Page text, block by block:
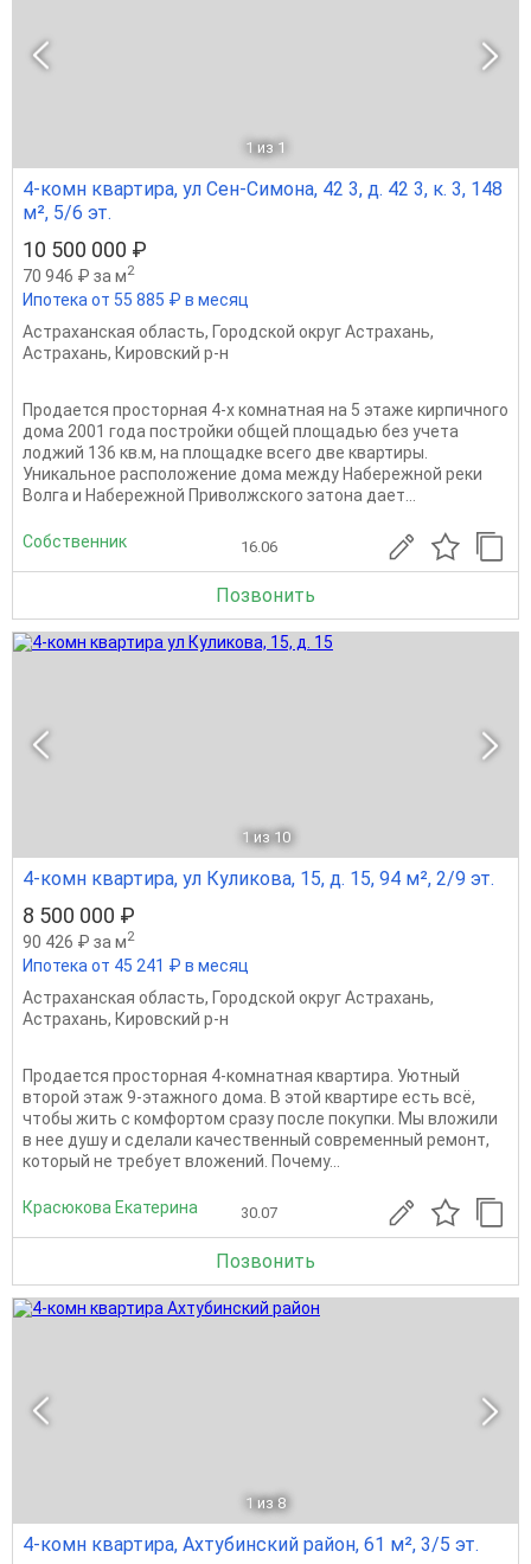
1 из 1
4-комн квартира, ул Сен-Симона, 42 3, д. 42 3, к. 3, 148
м², 5/6 эт.
10 500 000 ₽
70 946 ₽ за м2
Ипотека от 55 885 ₽ в месяц
Астраханская область, Городской округ Астрахань,
Астрахань, Кировский р-н
Продается просторная 4-х комнатная на 5 этаже кирпичного
дома 2001 года постройки общей площадью без учета
лоджий 136 кв.м, на площадке всего две квартиры.
Уникальное расположение дома между Набережной реки
Волга и Набережной Приволжского затона дает...
Собственник 16.06
Позвонить
1 из 10
4-комн квартира, ул Куликова, 15, д. 15, 94 м², 2/9 эт.
8 500 000 ₽
90 426 ₽ за м2
Ипотека от 45 241 ₽ в месяц
Астраханская область, Городской округ Астрахань,
Астрахань, Кировский р-н
Продается просторная 4-комнатная квартира. Уютный
второй этаж 9-этажного дома. В этой квартире есть всё,
чтобы жить с комфортом сразу после покупки. Мы вложили
в нее душу и сделали качественный современный ремонт,
который не требует вложений. Почему...
Красюкова Екатерина 30.07
Позвонить
1 из 8
4-комн квартира, Ахтубинский район, 61 м², 3/5 эт.